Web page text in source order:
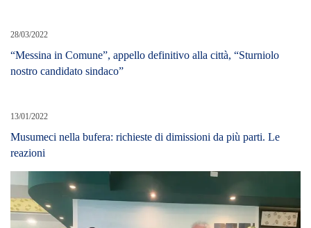
28/03/2022
“Messina in Comune”, appello definitivo alla città, “Sturniolo
nostro candidato sindaco”
13/01/2022
Musumeci nella bufera: richieste di dimissioni da più parti. Le
reazioni